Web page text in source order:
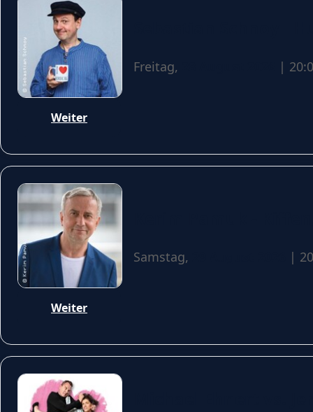
Freitag, |
Weiter
Samstag, |
Weiter